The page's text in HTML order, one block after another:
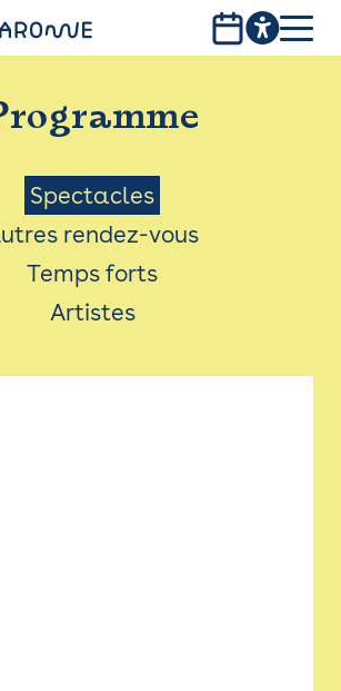
PUBLICS
Menu
Saison
Spectacles
rendez-vous
Temps forts
Artistes